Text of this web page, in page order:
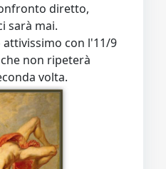
diretto,
sarà mai.
attivissimo con l'11/9
non ripeterà
volta.